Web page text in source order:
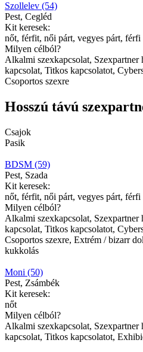
Szollelev (54)
Pest, Cegléd
Kit keresek:
nőt, férfit, női párt, vegyes párt, férfi
Milyen célból?
Alkalmi szexkapcsolat,
kapcsolat, Titkos kapcsolatot,
Csoportos szexre
Hosszú távú
Csajok
Pasik
BDSM (59)
Pest, Szada
Kit keresek:
nőt, férfit, női párt, vegyes párt, férfi
Milyen célból?
Alkalmi szexkapcsolat,
kapcsolat, Titkos kapcsolatot,
Csoportos szexre, Extrém / bizarr
kukkolás
Moni (50)
Pest, Zsámbék
Kit keresek:
nőt
Milyen célból?
Alkalmi szexkapcsolat,
kapcsolat, Titkos kapcsolatot,